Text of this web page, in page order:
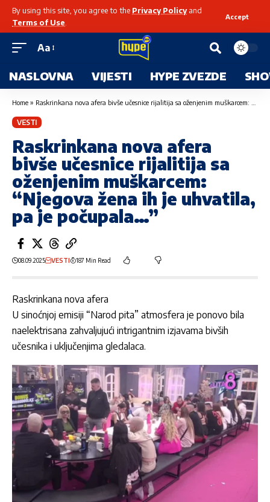
By using this site, you agree to the Privacy Policyand
Terms of Use
Accept
Aa
NASLOVNA VIJESTI HYPE ZVEZDE
Home » Raskrinkana nova afera bivše učesnice rijalitija sa oženjenim muškarcem: “Njegova žena ih je uhvatila, pa je počupala…”
VESTI
Raskrinkana nova afera
bivše učesnice rijalitija sa
oženjenim muškarcem:
“Njegova žena ih je uhvatila,
pa je počupala…”
08.09.2025 VESTI 187 Min Read
Raskrinkana nova afera
U sinoćnjoj emisiji “Narod pita” atmosfera je ponovo bila
naelektrisana zahvaljujući intrigantnim izjavama bivših
učesnika i uključenjima gledalaca.